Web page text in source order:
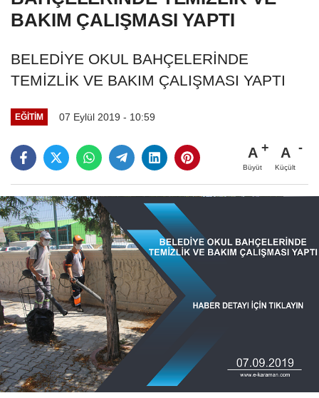
BAKIM ÇALIŞMASI YAPTI
BELEDİYE OKUL BAHÇELERİNDE
TEMİZLİK VE BAKIM ÇALIŞMASI YAPTI
EĞITIM 07 Eylül 2019 - 10:59
A
Büyüt
A
Küçült